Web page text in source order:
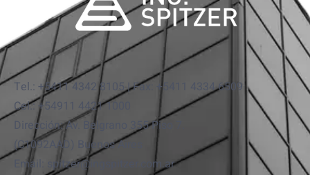
Tel.: +5411 4342 8105 | Fax: +5411 4334 6509
Cel.: +54911 4421 1000
Dirección: Av. Belgrano 355 Piso 7.
(C1092AAD) Buenos Aires
Email: spitzer@ingspitzer.com.ar